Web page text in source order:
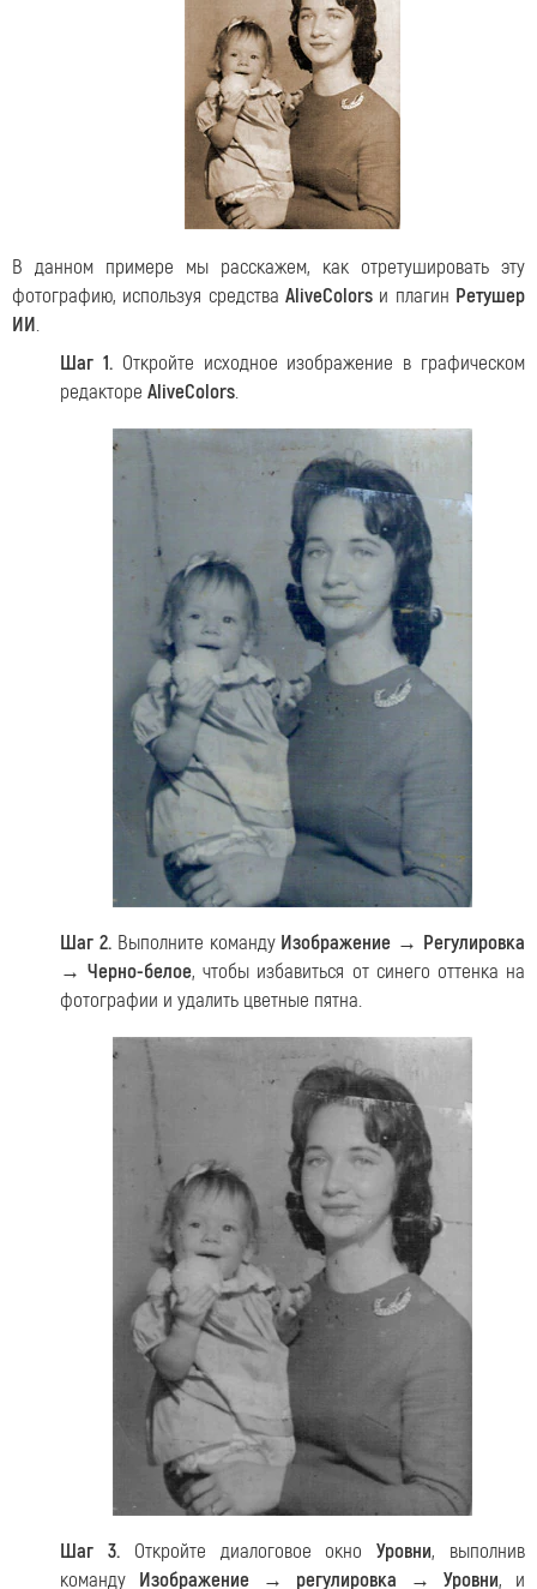
В данном примере мы расскажем, как отретушировать эту
фотографию, используя средства AliveColors и плагин Ретушер
ИИ.
Шаг 1.Откройте исходное изображение в графическом
редакторе AliveColors.
Шаг 2.Выполните команду Изображение → Регулировка
→ Черно-белое, чтобы избавиться от синего оттенка на
фотографии и удалить цветные пятна.
Шаг 3.Откройте диалоговое окноУровни, выполнив
команду Изображение → регулировка → Уровни, и